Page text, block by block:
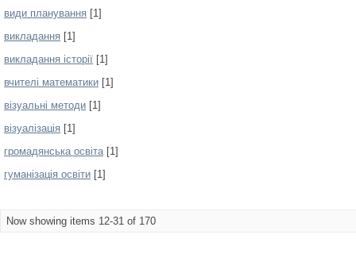
види планування [1]
викладання [1]
викладання історії [1]
вчителі математики [1]
візуальні методи [1]
візуалізація [1]
громадянська освіта[1]
гуманізація освіти [1]
Now showing items 12-31 of 170